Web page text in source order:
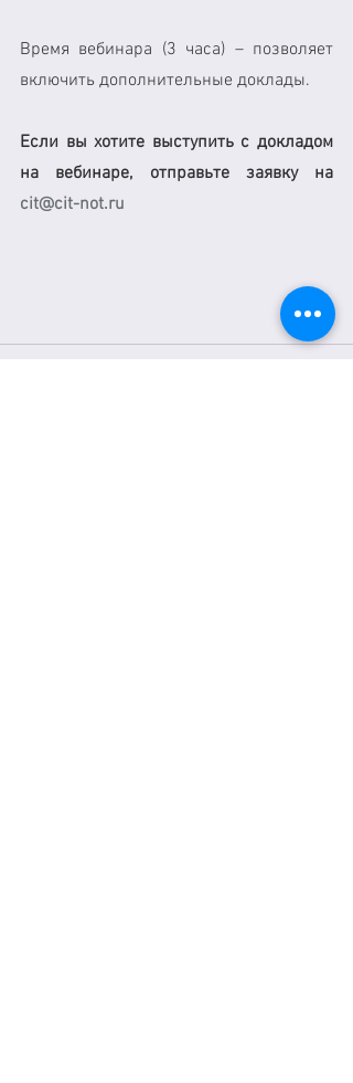
Время вебинара (3 часа) – позволяет
включить дополнительные доклады.
Если вы хотите выступить с докладом
cit@сit-not.ru